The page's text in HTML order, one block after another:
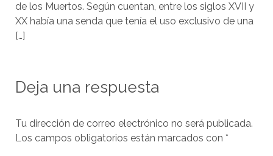
de los Muertos. Según cuentan, entre los siglos XVII y
XX había una senda que tenía el uso exclusivo de una
[…]
Deja una respuesta
Tu dirección de correo electrónico no será publicada.
Los campos obligatorios están marcados con *